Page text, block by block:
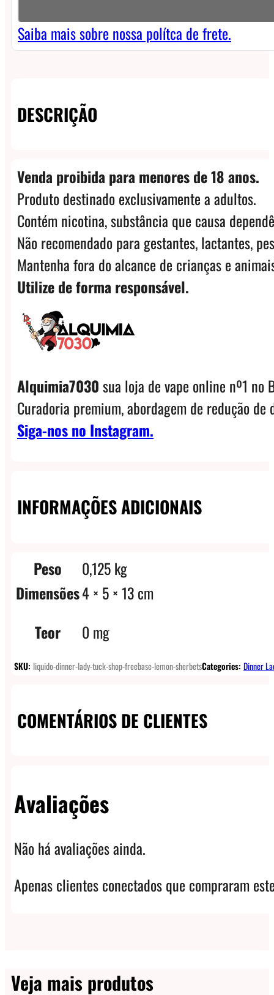
Tuck
Shop
Lemon
Saiba mais sobre nossa polítca de frete.
DESCRIÇÃO
Venda proibida para menores de 18 anos.
Produto destinado exclusivamente a adultos.
Contém nicotina, substância que causa
Não recomendado para gestantes, lactantes,
Mantenha fora do alcance de crianças e
Utilize de forma responsável.
Alquimia7030sua loja de vape online nº1 no
Curadoria premium, abordagem de redução
Siga-nos no Instagram.
INFORMAÇÕES ADICIONAIS
Peso
0,125 kg
Dimensões4 × 5 × 13 cm
Teor
0 mg
SKU: liquido-dinner-lady-tuck-shop-freebase-lemon-sherbetsCategories: Dinner
COMENTÁRIOS DE CLIENTES
Avaliações
Não há avaliações ainda.
Apenas clientes conectados que compraram
Veja mais produtos